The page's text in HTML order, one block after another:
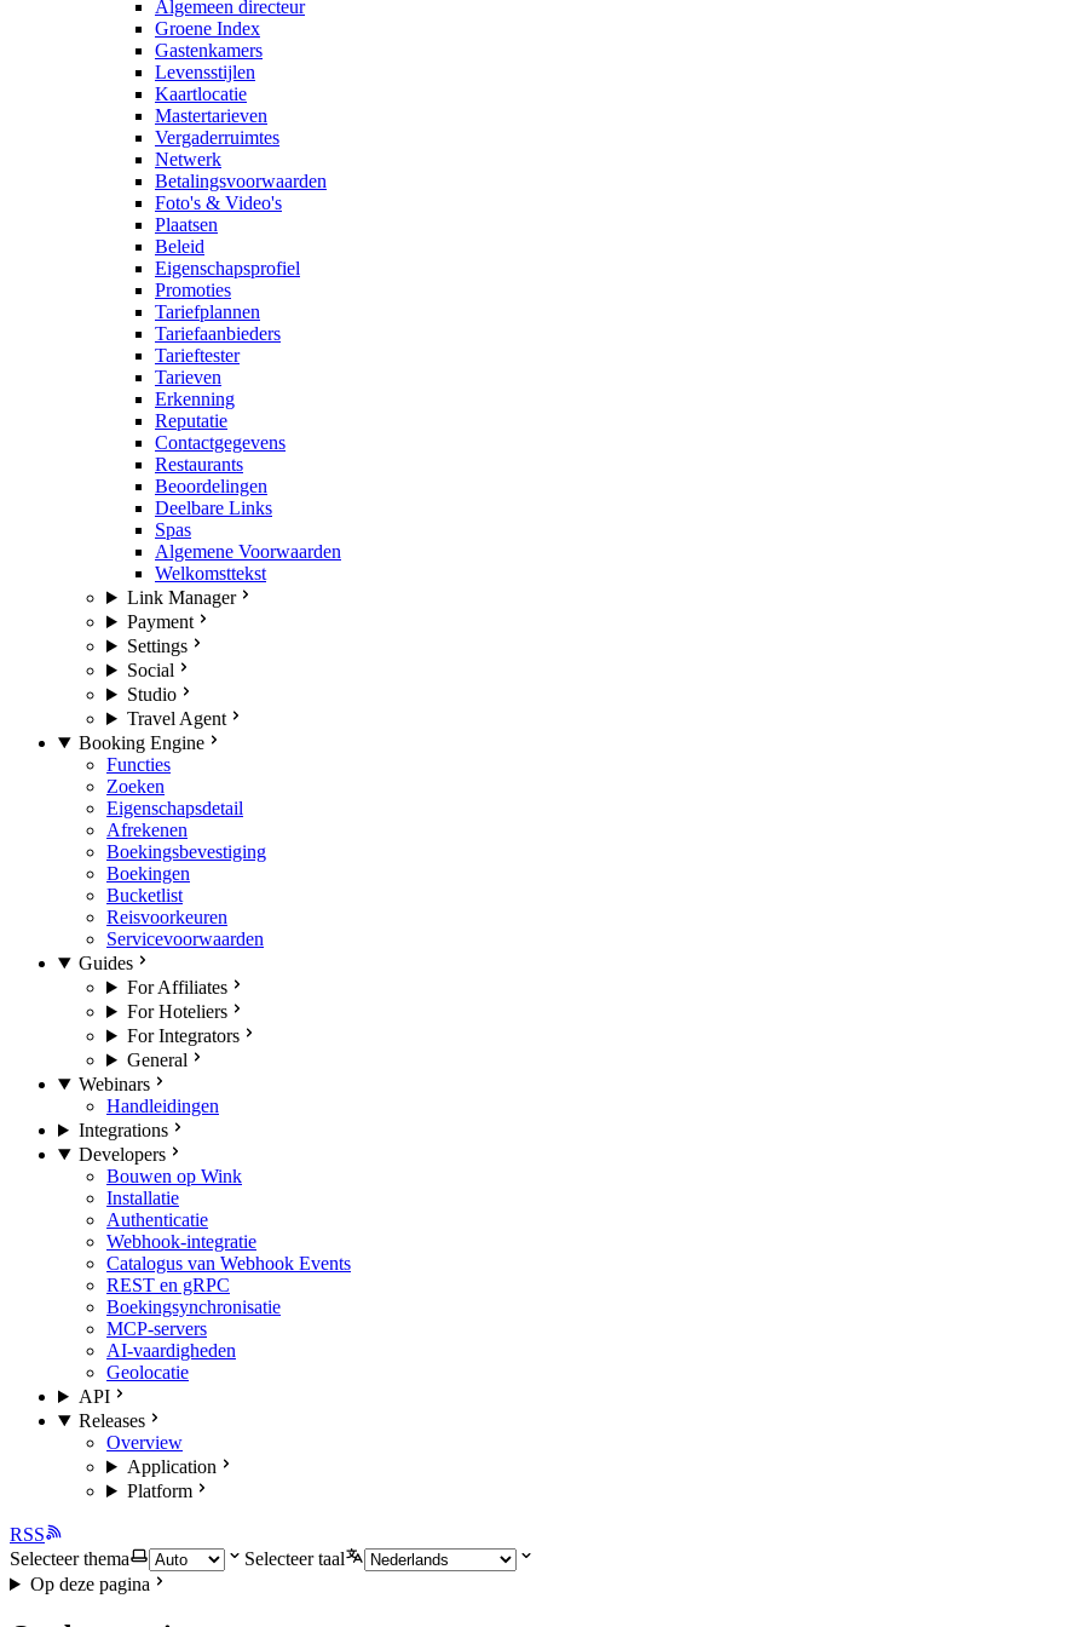
Algemeen directeur
Groene Index
Gastenkamers
Levensstijlen
Kaartlocatie
Mastertarieven
Vergaderruimtes
Netwerk
Betalingsvoorwaarden
Foto's & Video's
Plaatsen
Beleid
Eigenschapsprofiel
Promoties
Tariefplannen
Tariefaanbieders
Tarieftester
Tarieven
Erkenning
Reputatie
Contactgegevens
Restaurants
Beoordelingen
Deelbare Links
Spas
Algemene Voorwaarden
Welkomsttekst
Link Manager
Payment
Settings
Social
Studio
Travel Agent
Booking Engine
Functies
Zoeken
Eigenschapsdetail
Afrekenen
Boekingsbevestiging
Boekingen
Bucketlist
Reisvoorkeuren
Servicevoorwaarden
Guides
For Affiliates
For Hoteliers
For Integrators
General
Webinars
Handleidingen
Integrations
Developers
Bouwen op Wink
Installatie
Authenticatie
Webhook-integratie
Catalogus van Webhook Events
REST en gRPC
Boekingsynchronisatie
MCP-servers
AI-vaardigheden
Geolocatie
API
Releases
Overview
Application
Platform
RSS
Selecteer thema
Selecteer taal
Op deze pagina